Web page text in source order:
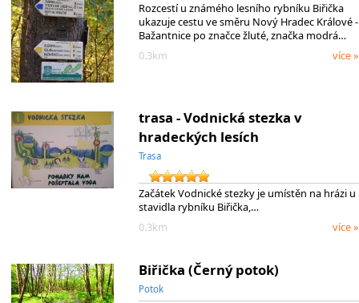
Rozcestí u známého lesního rybníku Biřička
ukazuje cestu ve směru Nový Hradec Králové -
Bažantnice po značce žluté, značka modrá…
0.3km
více »
trasa - Vodnická stezka v
hradeckých lesích
Trasa
Začátek Vodnické stezky je umístěn na hrázi u
stavidla rybníku Biřička,…
0.3km
více »
Biřička (Černý potok)
Potok